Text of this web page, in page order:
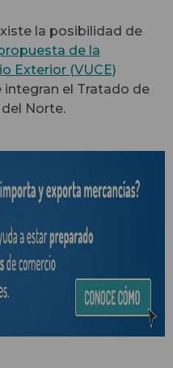
la posibilidad de
de la
Exterior (VUCE)
integran el Tratado de
Norte.